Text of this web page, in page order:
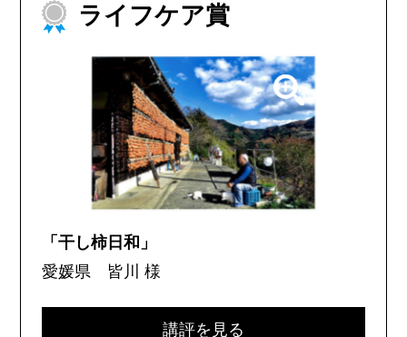
ライフケア賞
「干し柿日和」
愛媛県 皆川 様
講評を見る